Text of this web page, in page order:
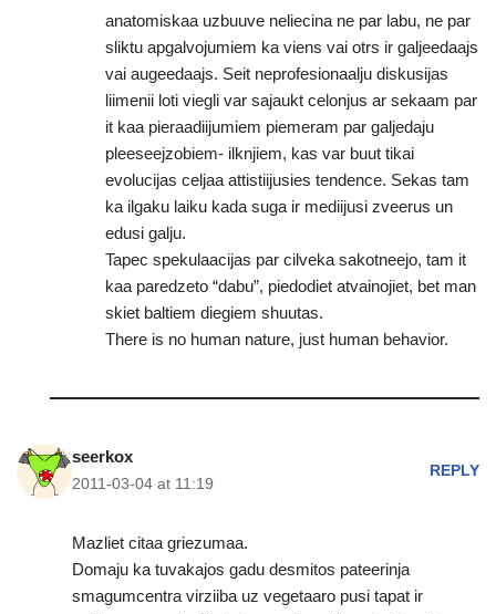
anatomiskaa uzbuuve neliecina ne par labu, ne par
sliktu apgalvojumiem ka viens vai otrs ir galjeedaajs
vai augeedaajs. Seit neprofesionaalju diskusijas
liimenii loti viegli var sajaukt celonjus ar sekaam par
it kaa pieraadiijumiem piemeram par galjedaju
pleeseejzobiem- ilknjiem, kas var buut tikai
evolucijas celjaa attistiijusies tendence. Sekas tam
ka ilgaku laiku kada suga ir mediijusi zveerus un
edusi galju.
Tapec spekulaacijas par cilveka sakotneejo, tam it
kaa paredzeto “dabu”, piedodiet atvainojiet, bet man
skiet baltiem diegiem shuutas.
There is no human nature, just human behavior.
seerkox
2011-03-04 at 11:19
REPLY
Mazliet citaa griezumaa.
Domaju ka tuvakajos gadu desmitos pateerinja
smagumcentra virziiba uz vegetaaro pusi tapat ir